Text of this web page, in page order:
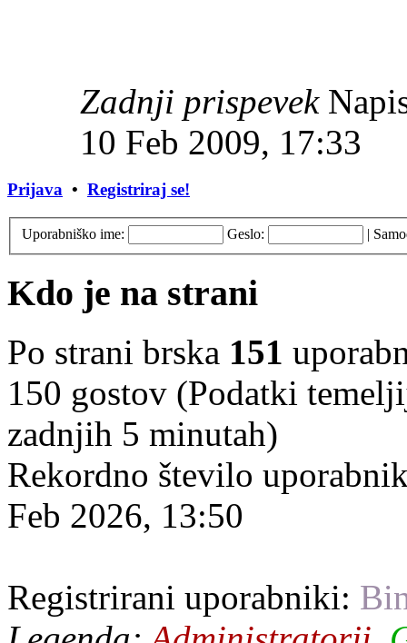
Zadnji prispevek
10 Feb 2009, 17:33
Prijava • Registriraj se!
Uporabniško ime: Geslo: |
Kdo je na strani
Po strani brska 151
150 gostov (Podatki
zadnjih 5 minutah)
Rekordno število
Feb 2026, 13:50
Registrirani uporabniki: